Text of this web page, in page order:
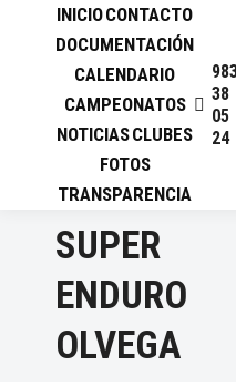
INICIOCONTACTO
DOCUMENTACIÓN
CALENDARIO
CAMPEONATOS
NOTICIASCLUBES
FOTOS
TRANSPARENCIA
38
05
24
SUPER
ENDURO
OLVEGA